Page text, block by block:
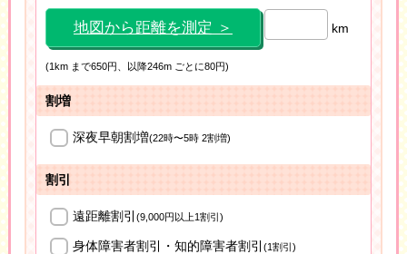
地図から距離を測定 ＞ km
(1km まで650円、以降246m ごとに80円)
割増
深夜早朝割増(22時〜5時 2割増)
割引
遠距離割引 (9,000円以上1割引)
身体障害者割引・知的障害者割引 (1割引)